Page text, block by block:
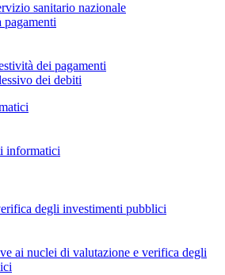
sanitario nazionale
pagamenti
dei pagamenti
dei debiti
informatici
degli investimenti pubblici
ai nuclei di valutazione e verifica degli